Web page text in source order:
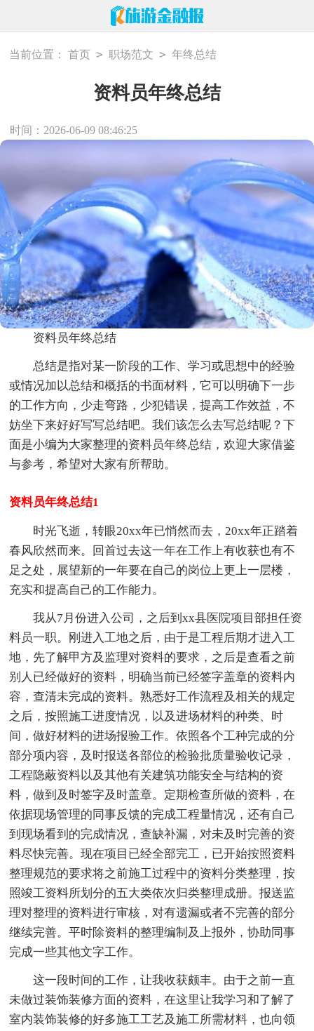
当前位置： 首页 > 职场范文 > 年终总结
资料员年终总结
时间：2026-06-09 08:46:25
资料员年终总结
总结是指对某一阶段的工作、学习或思想中的经验
或情况加以总结和概括的书面材料，它可以明确下一步
的工作方向，少走弯路，少犯错误，提高工作效益，不
妨坐下来好好写写总结吧。我们该怎么去写总结呢？下
面是小编为大家整理的资料员年终总结，欢迎大家借鉴
与参考，希望对大家有所帮助。
资料员年终总结1
时光飞逝，转眼20xx年已悄然而去，20xx年正踏着
春风欣然而来。回首过去这一年在工作上有收获也有不
足之处，展望新的一年要在自己的岗位上更上一层楼，
充实和提高自己的工作能力。
我从7月份进入公司，之后到xx县医院项目部担任资
料员一职。刚进入工地之后，由于是工程后期才进入工
地，先了解甲方及监理对资料的要求，之后是查看之前
别人已经做好的资料，明确当前已经签字盖章的资料内
容，查清未完成的资料。熟悉好工作流程及相关的规定
之后，按照施工进度情况，以及进场材料的种类、时
间，做好材料的进场报验工作。依照各个工种完成的分
部分项内容，及时报送各部位的检验批质量验收记录，
工程隐蔽资料以及其他有关建筑功能安全与结构的资
料，做到及时签字及时盖章。定期检查所做的资料，在
依据现场管理的同事反馈的完成工程量情况，还有自己
到现场看到的完成情况，查缺补漏，对未及时完善的资
料尽快完善。现在项目已经全部完工，已开始按照资料
整理规范的要求将之前施工过程中的资料分类整理，按
照竣工资料所划分的五大类依次归类整理成册。报送监
理对整理的资料进行审核，对有遗漏或者不完善的部分
继续完善。平时除资料的整理编制及上报外，协助同事
完成一些其他文字工作。
这一段时间的工作，让我收获颇丰。由于之前一直
未做过装饰装修方面的资料，在这里让我学习和了解了
室内装饰装修的好多施工工艺及施工所需材料，也向领